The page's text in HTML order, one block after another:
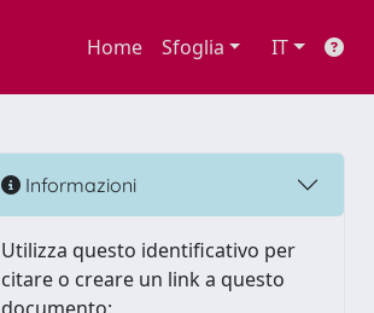
Home Sfoglia IT
Informazioni
Utilizza questo identificativo per
citare o creare un link a questo